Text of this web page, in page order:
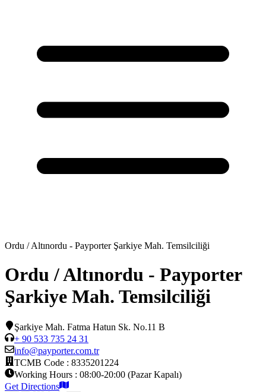
Ordu / Altınordu - Payporter Şarkiye Mah. Temsilciliği
Ordu / Altınordu - Payporter
Şarkiye Mah. Temsilciliği
Şarkiye Mah. Fatma Hatun Sk. No.11 B
+ 90 533 735 24 31
info@payporter.com.tr
TCMB Code : 8335201224
Working Hours : 08:00-20:00 (Pazar Kapalı)
Get Directions